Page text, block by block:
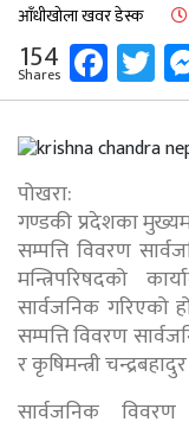
आँधीखोला खवर डेस्क
154
Shares
पोखरा:
गण्डकी प्रदेशका
सम्पत्ति विवरण
मन्त्रिपरिषदको
सार्वजनिक गरिएको
सम्पत्ति विवरण
र कृषिमन्त्री
सार्वजनिक